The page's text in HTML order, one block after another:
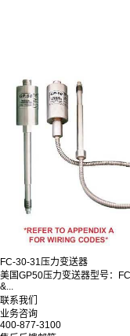
FC-30-31压力变送器
美国GP50压力变送器型号：
&...
联系我们
业务咨询
400-877-3100